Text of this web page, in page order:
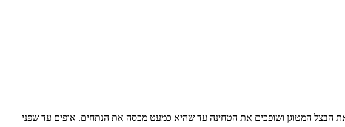
הבצל המטוגן ושופכים את הטחינה עד שהיא כמעט מכסה את הנתחים. אופים עד שפני